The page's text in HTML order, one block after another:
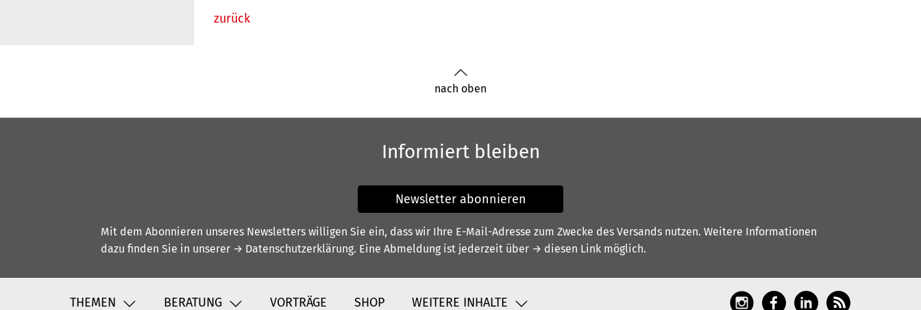
zurück
nach oben
Informiert bleiben
Newsletter abonnieren
Mit dem Abonnieren unseres Newsletters willigen Sie ein, dass wir Ihre E-Mail-Adresse zum Zwecke des Versands nutzen. Weitere Informationen
dazu finden Sie in unserer → Datenschutzerklärung. Eine Abmeldung ist jederzeit über → diesen Link möglich.
THEMEN BERATUNG VORTRÄGE SHOP WEITERE INHALTE